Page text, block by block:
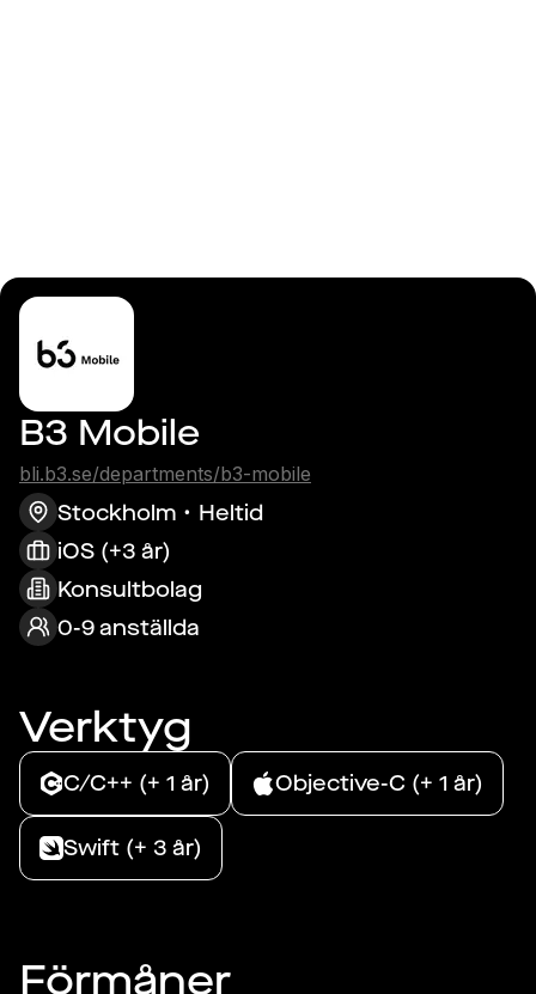
B3 Mobile
bli.b3.se/departments/b3-mobile
Stockholm
Heltid
iOS (+3 år)
Konsultbolag
0-9 anställda
Verktyg
C/C++ (+ 1 år) Objective-C (+ 1 år)
Swift (+ 3 år)
Förmåner